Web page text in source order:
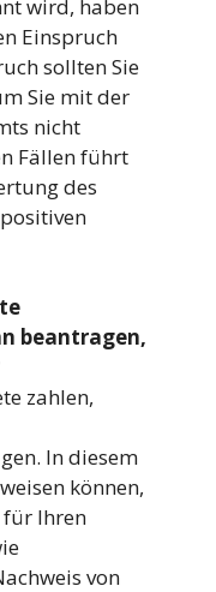
wird, haben
Einspruch
sollten Sie
Sie mit der
nicht
Fällen führt
des
beantragen,
zahlen,
In diesem
können,
für Ihren
von